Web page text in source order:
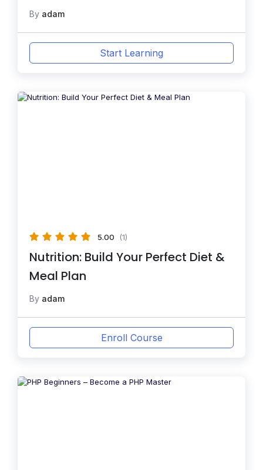
By adam
Start Learning
5.00 (1)
Nutrition: Build Your Perfect Diet &
Meal Plan
By adam
Enroll Course